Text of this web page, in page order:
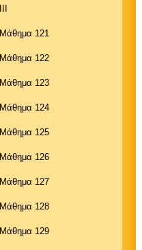
Μάθημα 121
Μάθημα 122
Μάθημα 123
Μάθημα 124
Μάθημα 125
Μάθημα 126
Μάθημα 127
Μάθημα 128
Μάθημα 129